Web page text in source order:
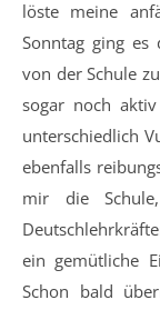
löste meine
Sonntag ging es
von der Schule
sogar noch
unterschiedlich
ebenfalls
mir die
ein gemütliche
Schon bald